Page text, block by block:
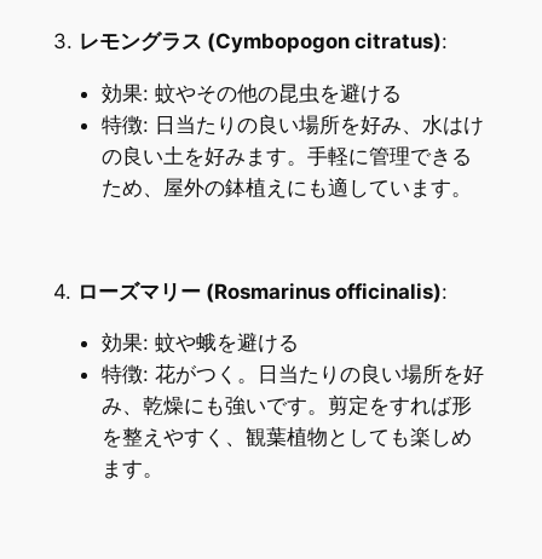
3. レモングラス (Cymbopogon citratus):
効果: 蚊やその他の昆虫を避ける
特徴: 日当たりの良い場所を好み、水はけ
の良い土を好みます。手軽に管理できる
ため、屋外の鉢植えにも適しています。
4. ローズマリー (Rosmarinus officinalis):
効果: 蚊や蛾を避ける
特徴: 花がつく。日当たりの良い場所を好
み、乾燥にも強いです。剪定をすれば形
を整えやすく、観葉植物としても楽しめ
ます。